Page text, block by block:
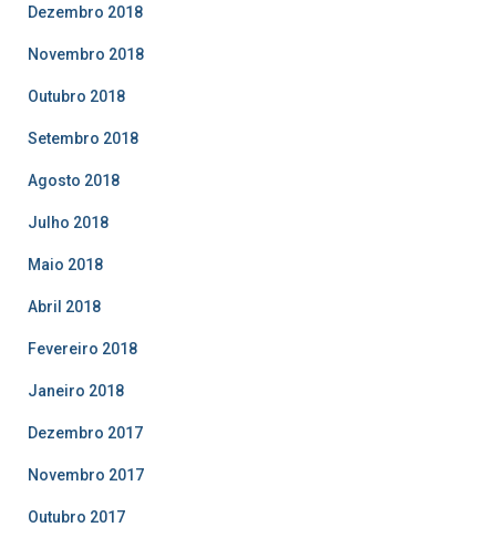
Dezembro 2018
Novembro 2018
Outubro 2018
Setembro 2018
Agosto 2018
Julho 2018
Maio 2018
Abril 2018
Fevereiro 2018
Janeiro 2018
Dezembro 2017
Novembro 2017
Outubro 2017